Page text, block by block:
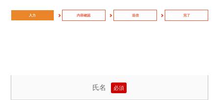
入力 内容確認 送信 完了
氏名 必須